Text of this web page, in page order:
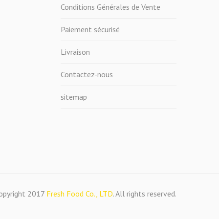
Conditions Générales de Vente
Paiement sécurisé
Livraison
Contactez-nous
sitemap
2017 Fresh Food Co., LTD. All rights reserved.